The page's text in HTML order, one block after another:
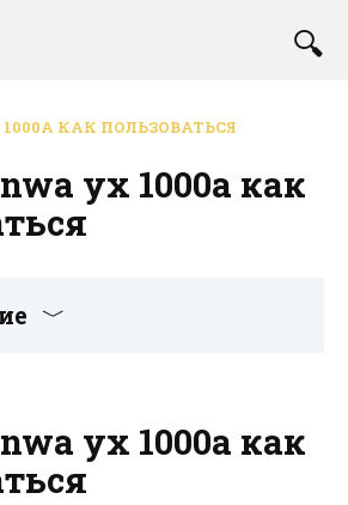
1000A КАК ПОЛЬЗОВАТЬСЯ
yx 1000a как
yx 1000a как